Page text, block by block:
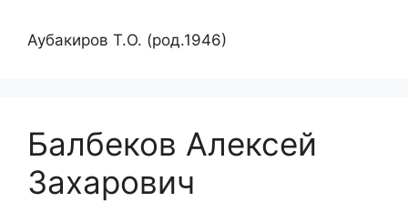
Аубакиров Т.О. (род.1946)
Балбеков Алексей
Захарович